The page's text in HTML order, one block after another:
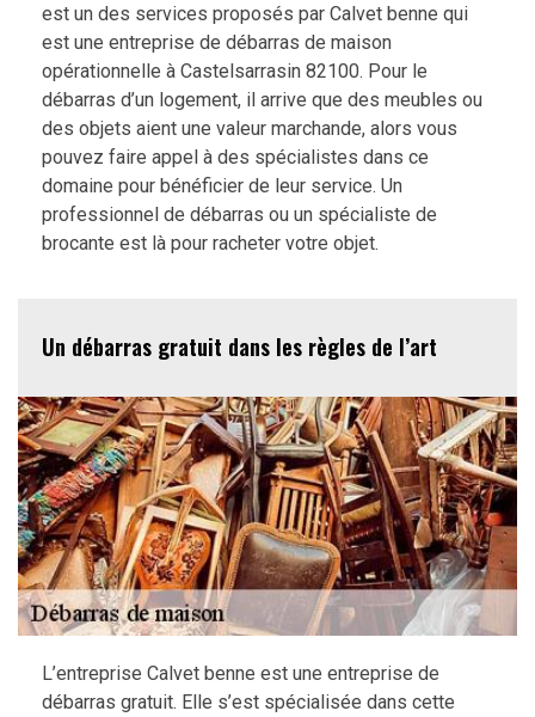
est un des services proposés par Calvet benne qui
est une entreprise de débarras de maison
opérationnelle à Castelsarrasin 82100. Pour le
débarras d’un logement, il arrive que des meubles ou
des objets aient une valeur marchande, alors vous
pouvez faire appel à des spécialistes dans ce
domaine pour bénéficier de leur service. Un
professionnel de débarras ou un spécialiste de
brocante est là pour racheter votre objet.
Un débarras gratuit dans les règles de l’art
L’entreprise Calvet benne est une entreprise de
débarras gratuit. Elle s’est spécialisée dans cette